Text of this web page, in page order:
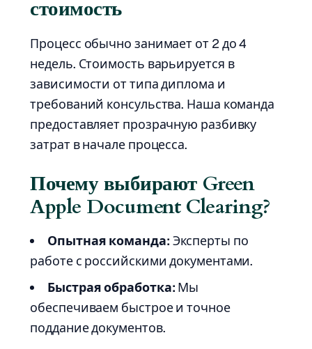
стоимость
Процесс обычно занимает от 2 до 4
недель. Стоимость варьируется в
зависимости от типа диплома и
требований консульства. Наша команда
предоставляет прозрачную разбивку
затрат в начале процесса.
Почему выбирают Green
Apple Document Clearing?
Опытная команда: Эксперты по
работе с российскими документами.
Быстрая обработка: Мы
обеспечиваем быстрое и точное
поддание документов.